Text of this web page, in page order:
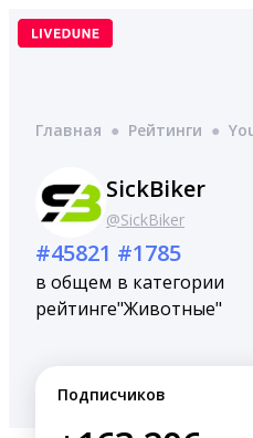
Перейти
Главная ● Рейтинги ●
SickBiker
@SickBiker
#45821
в общем
рейтинге
#1785
в категории
"Животные"
Подписчиков